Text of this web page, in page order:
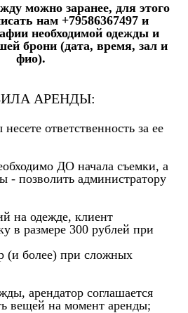
можно заранее, для этого
нам +79586367497 и
необходимой одежды и
брони (дата, время, зал и
фио).
АРЕНДЫ:
ответственность за ее
ДО начала съемки, а
- позволить администратору
на одежде, клиент
в размере 300 рублей при
(и более) при сложных
арендатор соглашается
вещей на момент аренды;